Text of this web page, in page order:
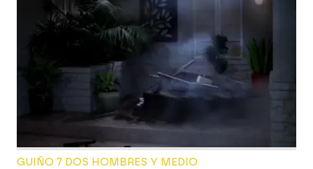
GUIÑO 7 DOS HOMBRES Y MEDIO